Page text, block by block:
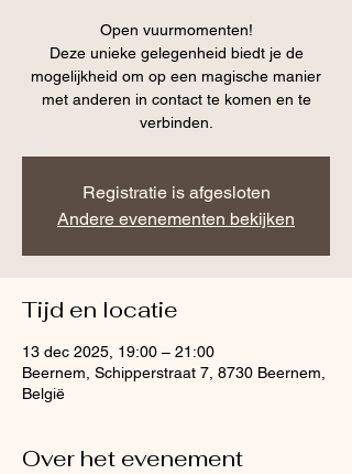
Open vuurmomenten!
Deze unieke gelegenheid biedt je de
mogelijkheid om op een magische manier
met anderen in contact te komen en te
verbinden.
Registratie is afgesloten
Andere evenementen bekijken
Tijd en locatie
13 dec 2025, 19:00 – 21:00
Beernem, Schipperstraat 7, 8730 Beernem,
België
Over het evenement